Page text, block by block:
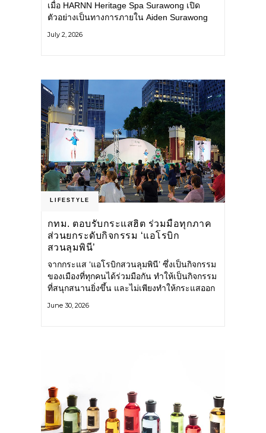
เมื่อ HARNN Heritage Spa Surawong เปิด
ตัวอย่างเป็นทางการภายใน Aiden Surawong
ของเมืองใหญ่ มาสัมผัสประสบการณ์การพักผ่อน
July 2, 2026
LIFESTYLE
กทม. ตอบรับกระแสฮิต ร่วมมือทุกภาค
ส่วนยกระดับกิจกรรม ‘แอโรบิก
สวนลุมพินี’
จากกระแส ‘แอโรบิกสวนลุมพินี’ ซึ่งเป็นกิจกรรม
ของเมืองที่ทุกคนได้ร่วมมือกัน ทำให้เป็นกิจกรรม
ที่สนุกสนานยิ่งขึ้น และไม่เพียงทำให้กระแสออก
กระจายไปยังหลายพื้นที่ของประเทศที่อยากออก
June 30, 2026